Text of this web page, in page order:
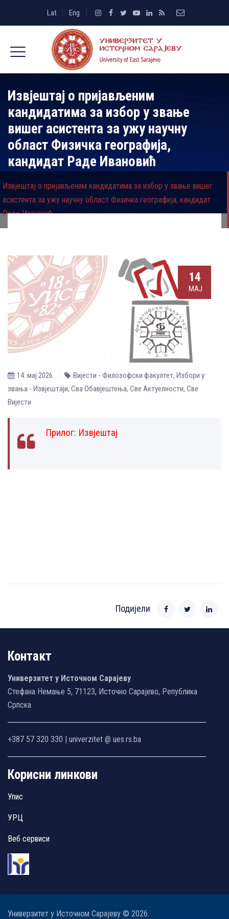
Lat Eng
Извјештај о пријављеним
кандидатима за избор у звање
вишег асистента за ужу научну
област Физичка географија,
кандидат Раде Ивановић
Извјештај о пријављеним кандидатима за избор у звање вишег
асистента за ужу научну област Физичка географија, кандидат
Раде Ивановић
14
МАЈ
14. мај 2026. Вијести - Филозофски факултет, Избори у
звања - Извјештаји, Сва Обавјештења, Све Aктуелности, Све
Вијести
Прилог: Извјештај
Подијели
Контакт
Универзитет у Источном Сарајеву
Стефана Немање 5, 71123, Источно Сарајево, Република
Српска
+387 57 320 330 | univerzitet @ ues.rs.ba
Корисни линкови
Упис
УРЦ
Веб сервиси
Универзитет у Источном Сарајеву © 2026.